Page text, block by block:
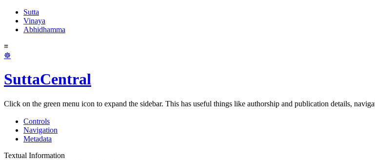
Sutta
Vinaya
Abhidhamma
≡
☸
SuttaCentral
Click on the green menu icon to expand the sidebar. This has useful things like authorship and publication details,
Controls
Navigation
Metadata
Textual Information